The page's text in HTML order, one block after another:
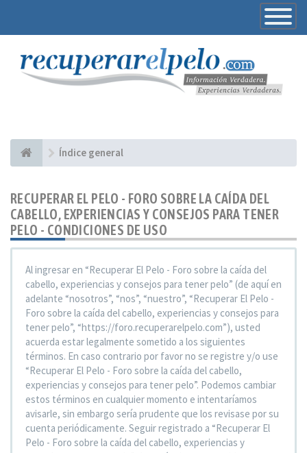
Toggle
Índice general
RECUPERAR EL PELO - FORO SOBRE LA CAÍDA DEL
CABELLO, EXPERIENCIAS Y CONSEJOS PARA TENER
PELO - CONDICIONES DE USO
Al ingresar en “Recuperar El Pelo - Foro sobre la caída del
cabello, experiencias y consejos para tener pelo” (de aquí en
adelante “nosotros”, “nos”, “nuestro”, “Recuperar El Pelo -
Foro sobre la caída del cabello, experiencias y consejos para
tener pelo”, “https://foro.recuperarelpelo.com”), usted
acuerda estar legalmente sometido a los siguientes
términos. En caso contrario por favor no se registre y/o use
“Recuperar El Pelo - Foro sobre la caída del cabello,
experiencias y consejos para tener pelo”. Podemos cambiar
estos términos en cualquier momento e intentaríamos
avisarle, sin embargo sería prudente que los revisase por su
cuenta periódicamente. Seguir registrado a “Recuperar El
Pelo - Foro sobre la caída del cabello, experiencias y